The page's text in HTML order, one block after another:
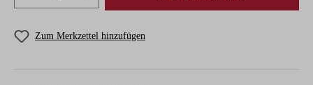
Zum Merkzettel hinzufügen